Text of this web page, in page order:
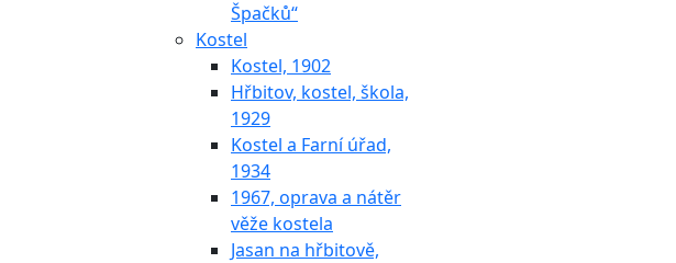
Špačků“
Kostel
Kostel, 1902
Hřbitov, kostel, škola,
1929
Kostel a Farní úřad,
1934
1967, oprava a nátěr
věže kostela
Jasan na hřbitově,